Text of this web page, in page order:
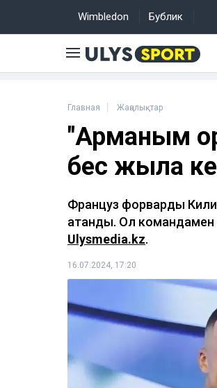
Wimbledon Бублик
Главная Жаңалықтар
"Арманым
бес жылға
Француз форварды
атанды. Ол командамен
Ulysmedia.kz.
16.07.2024, 17:20